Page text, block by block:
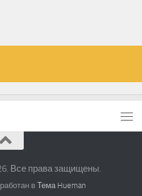
Все права защищены.
вТема Hueman